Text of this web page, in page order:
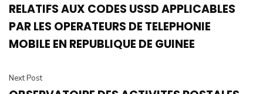
RELATIFS AUX CODES USSD APPLICABLES
PAR LES OPERATEURS DE TELEPHONIE
MOBILE EN REPUBLIQUE DE GUINEE
Next Post